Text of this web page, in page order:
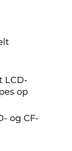
LCD-
op
og CF-